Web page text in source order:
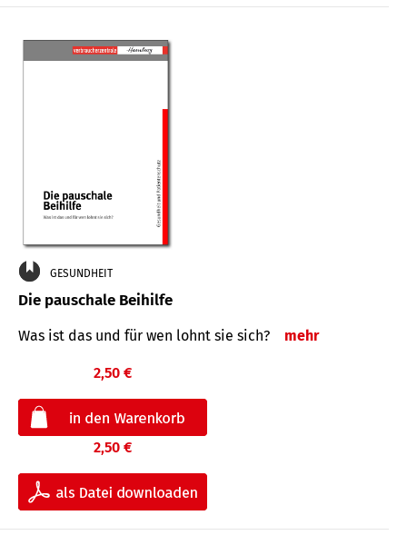
GESUNDHEIT
Die pauschale Beihilfe
Was ist das und für wen lohnt sie sich? mehr
2,50 €
2,50 €